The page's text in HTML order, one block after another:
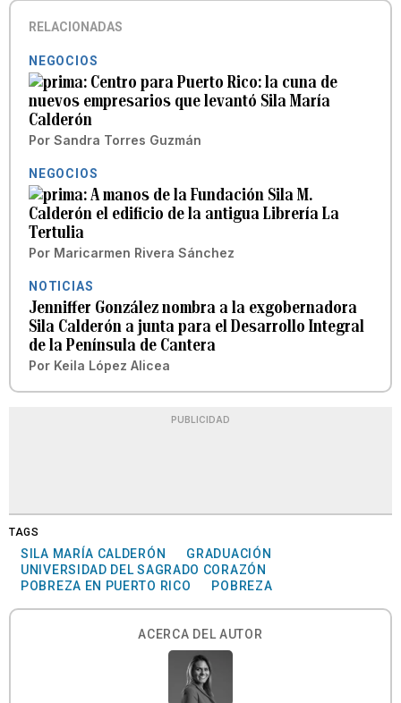
RELACIONADAS
NEGOCIOS
Centro para Puerto Rico: la cuna de
nuevos empresarios que levantó Sila María
Calderón
Por Sandra Torres Guzmán
NEGOCIOS
A manos de la Fundación Sila M.
Calderón el edificio de la antigua Librería La
Tertulia
Por Maricarmen Rivera Sánchez
NOTICIAS
Jenniffer González nombra a la exgobernadora
Sila Calderón a junta para el Desarrollo Integral
de la Península de Cantera
Por Keila López Alicea
PUBLICIDAD
TAGS
SILA MARÍA CALDERÓN
GRADUACIÓN
UNIVERSIDAD DEL SAGRADO CORAZÓN
POBREZA EN PUERTO RICO
POBREZA
ACERCA DEL AUTOR